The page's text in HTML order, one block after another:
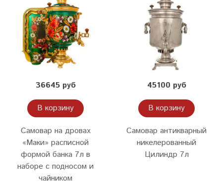
36645 руб
В корзину
Самовар на дровах
«Маки» расписной
формой банка 7л в
наборе с подносом и
чайником
45100 руб
В корзину
Самовар антикварный
никелерованный
Цилиндр 7л